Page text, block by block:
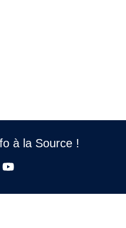
à la Source !